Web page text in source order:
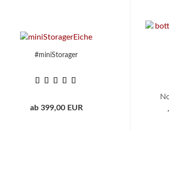
#miniStorager
ab 399,00 EUR